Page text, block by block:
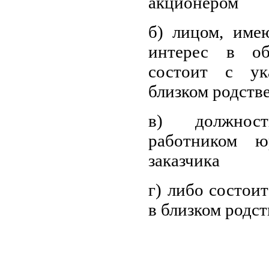
б) лицом,
интерес в
состоит с
близком
в)
работником
заказчика
г) либо
в близком